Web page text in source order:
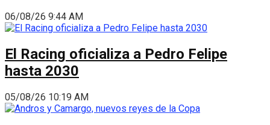
06/08/26 9:44 AM
El Racing oficializa a Pedro Felipe
hasta 2030
05/08/26 10:19 AM